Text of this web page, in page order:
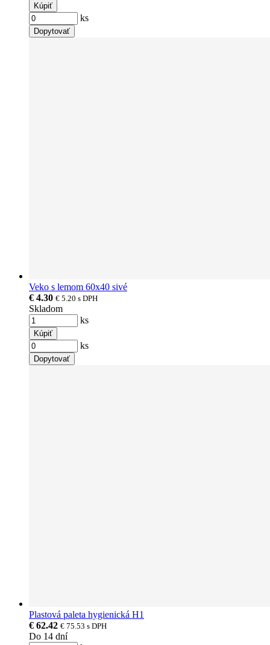
Kúpiť
ks
Dopytovať
Veko s lemom 60x40 sivé
€ 4.30 € 5.20 s DPH
Skladom
ks
Kúpiť
ks
Dopytovať
Plastová paleta hygienická H1
€ 62.42 € 75.53 s DPH
Do 14 dní